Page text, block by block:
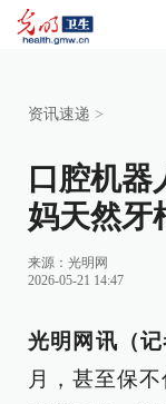
资讯速递 >
口腔机器
妈天然牙
来源：光明网
2026-05-21 14:47
光明网讯（记
月，甚至保